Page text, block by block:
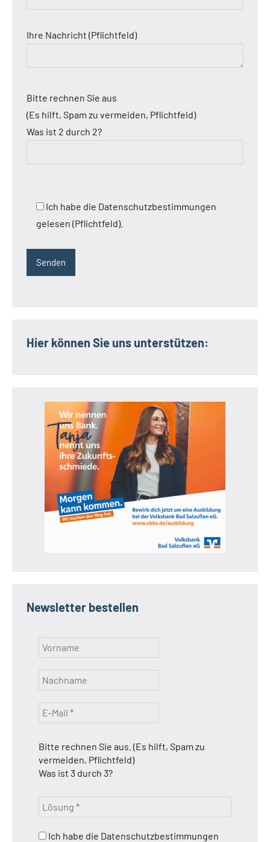
Ihre Nachricht (Pflichtfeld)
Bitte rechnen Sie aus
(Es hilft, Spam zu vermeiden, Pflichtfeld)
Was ist 2 durch 2?
Ich habe die Datenschutzbestimmungen
gelesen (Pflichtfeld).
Hier können Sie uns unterstützen:
Newsletter bestellen
Bitte rechnen Sie aus. (Es hilft, Spam zu
vermeiden, Pflichtfeld)
Was ist 3 durch 3?
Ich habe die Datenschutzbestimmungen